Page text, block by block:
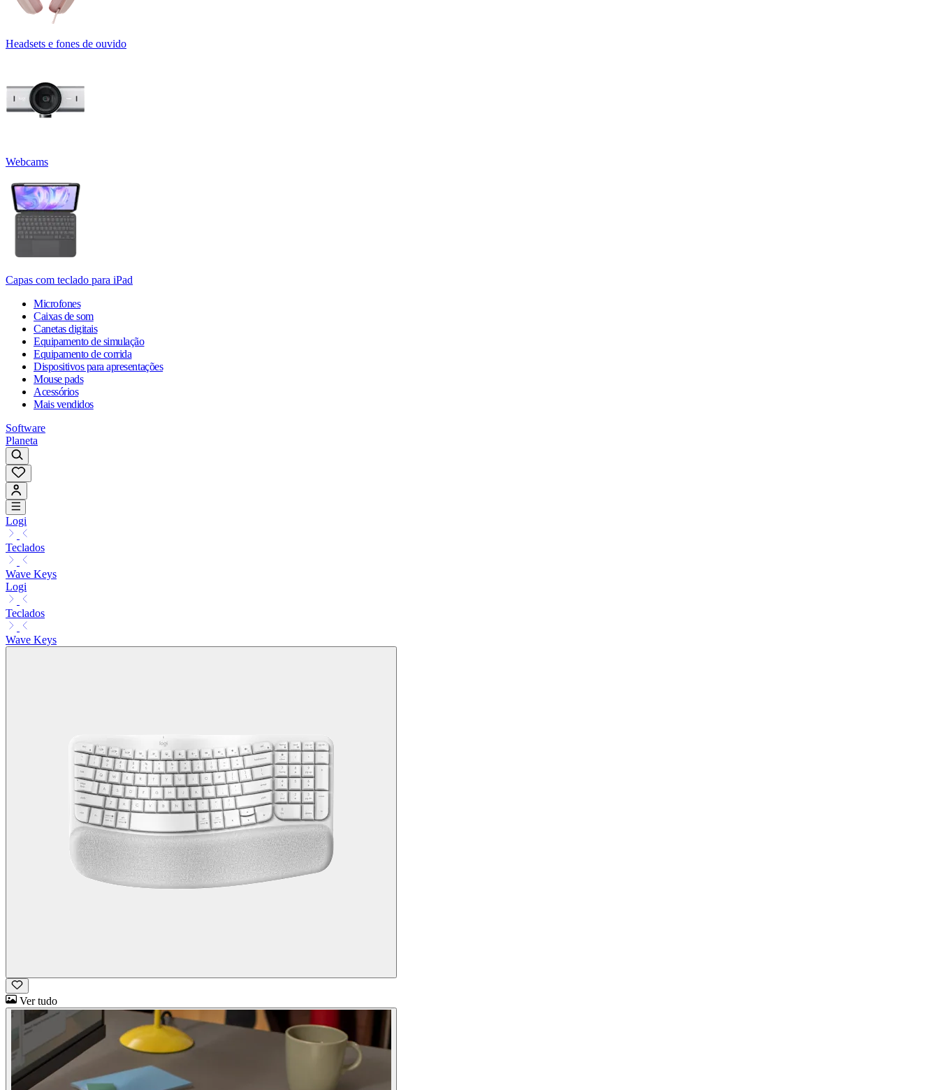
Headsets e fones de ouvido
Webcams
Capas com teclado para iPad
Microfones
Caixas de som
Canetas digitais
Equipamento de simulação
Equipamento de corrida
Dispositivos para apresentações
Mouse pads
Acessórios
Mais vendidos
Software
Planeta
Logi
Teclados
Wave Keys
Logi
Teclados
Wave Keys
Ver tudo